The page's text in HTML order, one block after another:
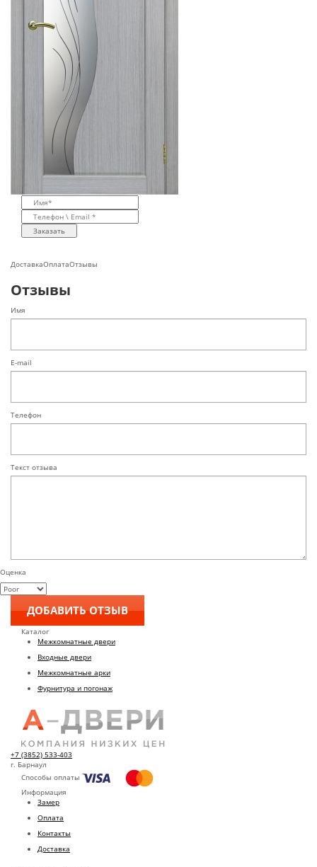
Заказать
ДоставкаОплатаОтзывы
Отзывы
Имя
E-mail
Телефон
Текст отзыва
Оценка
Каталог
Межкомнатные двери
Входные двери
Межкомнатные арки
Фурнитура и погонаж
+7 (3852) 533-403
г. Барнаул
Способы оплаты
Информация
Замер
Оплата
Контакты
Доставка